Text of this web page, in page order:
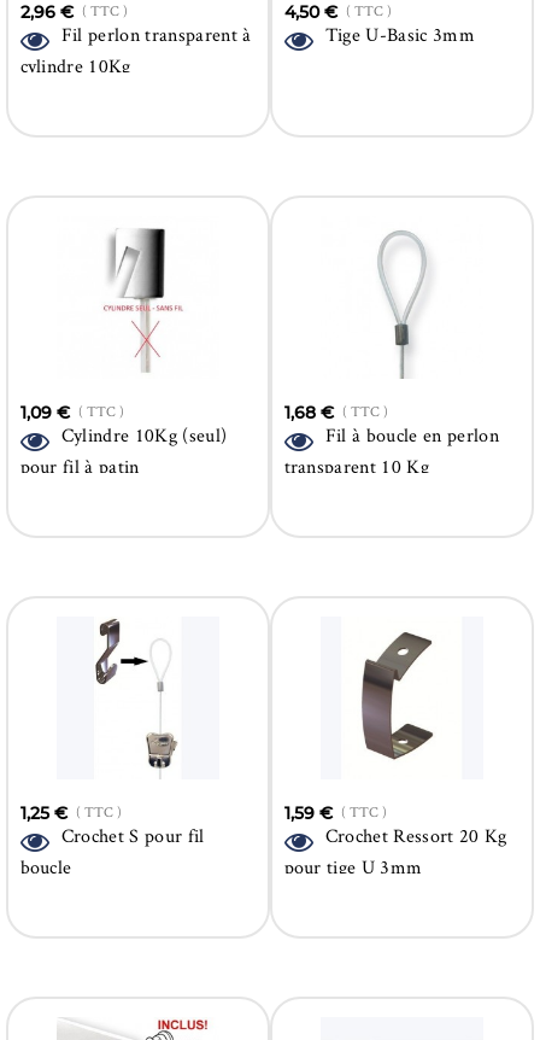
2,96 € ( TTC )
Fil perlon transparent à
cylindre 10Kg
4,50 € ( TTC )
Tige U-Basic 3mm
1,09 € ( TTC )
Cylindre 10Kg (seul)
pour fil à patin
1,68 € ( TTC )
Fil à boucle en perlon
transparent 10 Kg
1,25 € ( TTC )
Crochet S pour fil
boucle
1,59 € ( TTC )
Crochet Ressort 20 Kg
pour tige U 3mm